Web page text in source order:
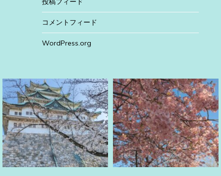
コメントフィード
WordPress.org